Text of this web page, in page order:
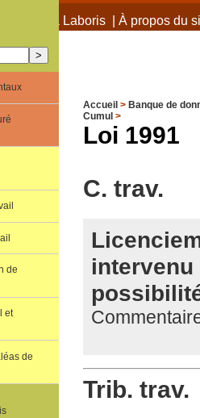
de Terra Laboris| À propos du
Accueil > Banque de
Cumul >
Loi 1991
C. trav.
Trib. trav.
de
et
de